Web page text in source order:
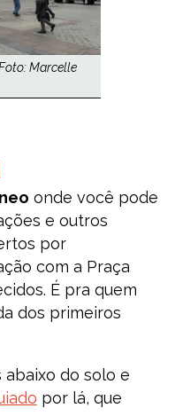
Marcelle
onde você pode
e outros
por
com a Praça
É pra quem
dos primeiros
abaixo do solo e
por lá, que